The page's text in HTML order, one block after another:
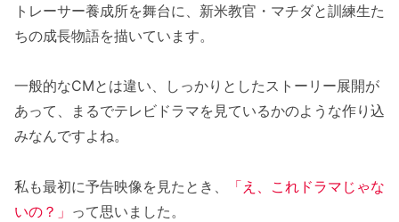
トレーサー養成所を舞台に、新米教官・マチダと訓練生た
ちの成長物語を描いています。
一般的なCMとは違い、しっかりとしたストーリー展開が
あって、まるでテレビドラマを見ているかのような作り込
みなんですよね。
私も最初に予告映像を見たとき、
「え、これドラマじゃな
いの？」 って思いました。